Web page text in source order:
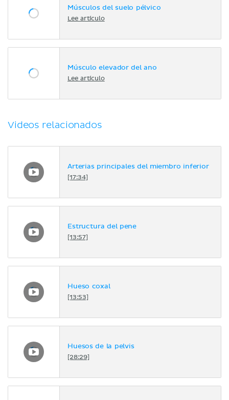
Músculos del suelo pélvico
Lee artículo
Músculo elevador del ano
Lee artículo
Videos relacionados
Arterias principales del miembro inferior
[17:34]
Estructura del pene
[13:57]
Hueso coxal
[13:53]
Huesos de la pelvis
[28:29]